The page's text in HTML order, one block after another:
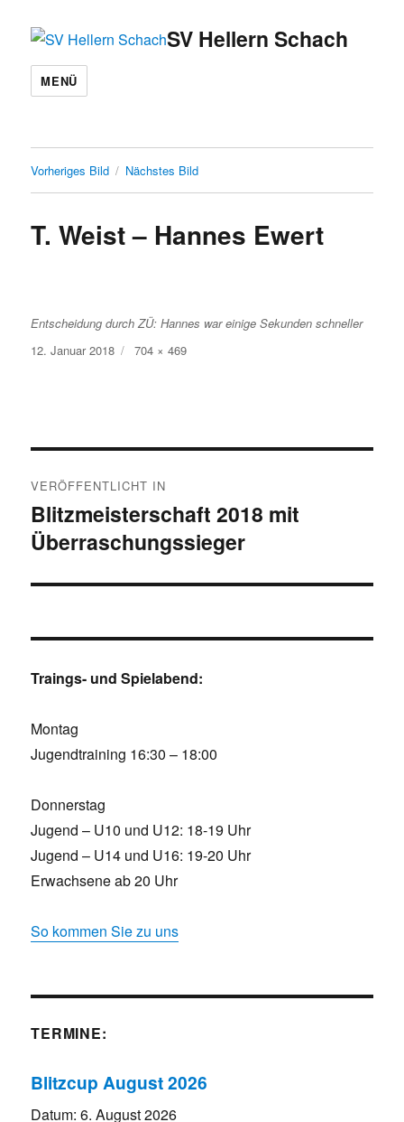
SV Hellern Schach
MENÜ
Vorheriges Bild Nächstes Bild
T. Weist – Hannes Ewert
Entscheidung durch ZÜ: Hannes war einige Sekunden schneller
Veröffentlicht
am
12. Januar 2018 Volle
Größe
704 × 469
VERÖFFENTLICHT IN
Blitzmeisterschaft 2018 mit
Überraschungssieger
Traings- und Spielabend:
Montag
Jugendtraining 16:30 – 18:00
Donnerstag
Jugend – U10 und U12: 18-19 Uhr
Jugend – U14 und U16: 19-20 Uhr
Erwachsene ab 20 Uhr
So kommen Sie zu uns
TERMINE:
Blitzcup August 2026
Datum:6. August 2026